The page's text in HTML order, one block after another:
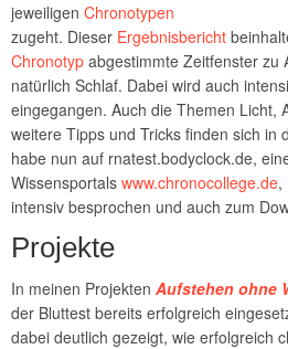
jeweiligen Chronotypen
zugeht. Dieser Ergebnisbericht
Chronotyp abgestimmte Zeitfenster zu
natürlich Schlaf. Dabei wird auch
eingegangen. Auch die Themen Licht,
weitere Tipps und Tricks finden sich in
habe nun auf rnatest.bodyclock.de,
Wissensportals www.chronocollege.de,
intensiv besprochen und auch zum
Projekte
In meinen Projekten Aufstehen ohne
der Bluttest bereits erfolgreich
dabei deutlich gezeigt, wie erfolgreich